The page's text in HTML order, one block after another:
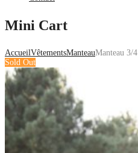
Mini Cart
AccueilVêtementsManteauManteau 3/4
Sold Out